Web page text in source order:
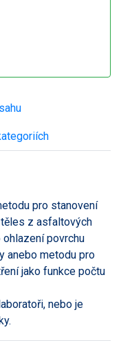
pro stanovení
z asfaltových
povrchu
anebo metodu pro
jako funkce počtu
nebo je